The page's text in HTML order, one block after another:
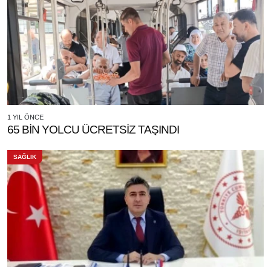
1 YIL ÖNCE
65 BİN YOLCU ÜCRETSİZ TAŞINDI
SAĞLIK